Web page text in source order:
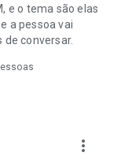
e o tema são elas
a pessoa vai
conversar.
more_vert